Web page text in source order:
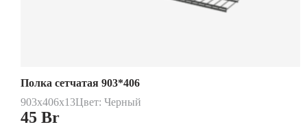
Полка сетчатая 903*406
903x406x13Цвет: Черный
45 Br